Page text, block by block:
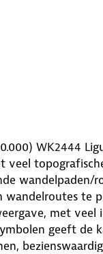
WK2444
wandelpaden/
te
met
geeft de